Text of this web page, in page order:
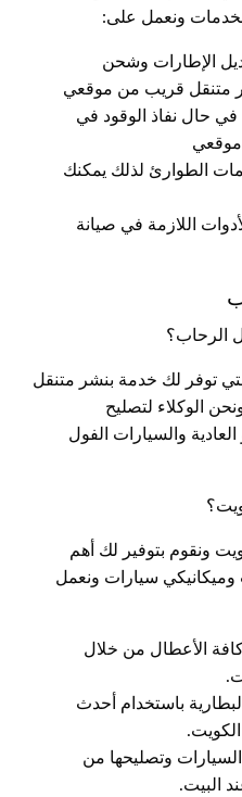
ونعمل على:
الإطارات وشحن
متنقل قريب من موقعي
حال نفاذ الوقود في
الطوارئ لذلك يمكنك
اللازمة في صيانة
الرحاب؟
توفر لك خدمة بنشر متنقل
الوكلاء لتصليح
والسيارات الفول
ونقوم بتوفير لك أهم
سيارات ونعمل
الأعطال من خلال
باستخدام أحدث
وتصليحها من
البيت.